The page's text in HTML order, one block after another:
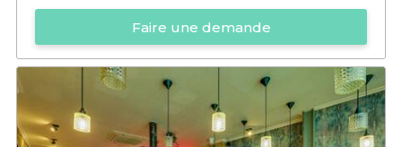
Faire une demande